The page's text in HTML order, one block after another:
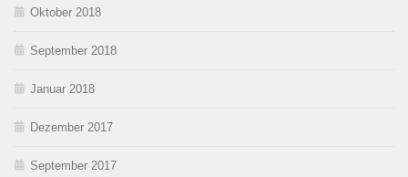
Oktober 2018
September 2018
Januar 2018
Dezember 2017
September 2017